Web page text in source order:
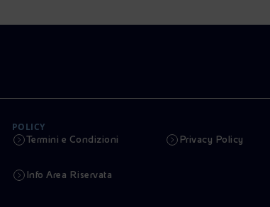
POLICY
Termini e Condizioni Privacy Policy
Info Area Riservata